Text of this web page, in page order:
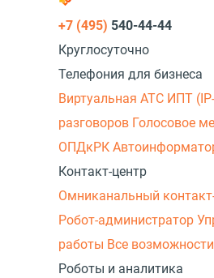
+7 (495) 540-44-44
Круглосуточно
Телефония для бизнеса
Виртуальная АТС ИПТ
разговоров Голосовое
ОПДкРК
Контакт-центр
Омниканальный
Робот-администратор
работы Все
Роботы и аналитика